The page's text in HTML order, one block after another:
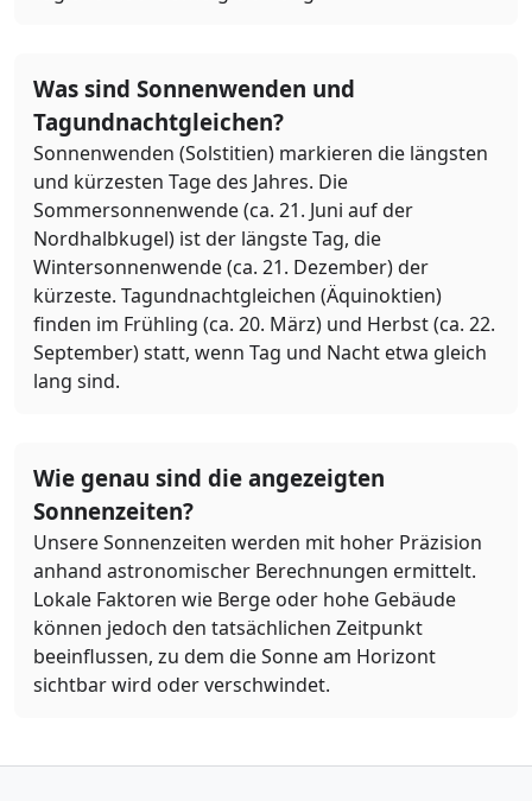
Was sind Sonnenwenden und
Tagundnachtgleichen?
Sonnenwenden (Solstitien) markieren die längsten
und kürzesten Tage des Jahres. Die
Sommersonnenwende (ca. 21. Juni auf der
Nordhalbkugel) ist der längste Tag, die
Wintersonnenwende (ca. 21. Dezember) der
kürzeste. Tagundnachtgleichen (Äquinoktien)
finden im Frühling (ca. 20. März) und Herbst (ca. 22.
September) statt, wenn Tag und Nacht etwa gleich
lang sind.
Wie genau sind die angezeigten
Sonnenzeiten?
Unsere Sonnenzeiten werden mit hoher Präzision
anhand astronomischer Berechnungen ermittelt.
Lokale Faktoren wie Berge oder hohe Gebäude
können jedoch den tatsächlichen Zeitpunkt
beeinflussen, zu dem die Sonne am Horizont
sichtbar wird oder verschwindet.